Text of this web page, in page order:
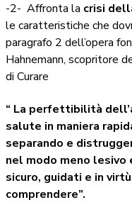
-2- Affronta la crisi
le caratteristiche che
paragrafo 2 dell’opera
Hahnemann, scopritore
di Curare
“ La perfettibilità
salute in maniera
separando e
nel modo meno lesivo
sicuro, guidati e in
comprendere”.